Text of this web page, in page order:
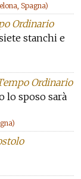
Spagna)
Ordinario
stanchi e
Ordinario
lo sposo sarà